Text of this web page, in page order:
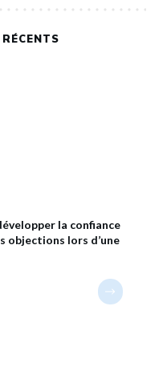
la confiance
objections lors d’une